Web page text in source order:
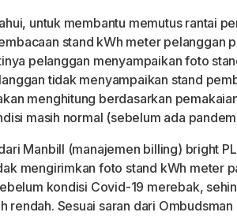
untuk membantu memutus rantai
stand kWh meter pelanggan
pelanggan menyampaikan foto
tidak menyampaikan stand
menghitung berdasarkan
masih normal (sebelum ada
Manbill (manajemen billing) bright
mengirimkan foto stand kWh meter
kondisi Covid-19 merebak,
rendah. Sesuai saran dari